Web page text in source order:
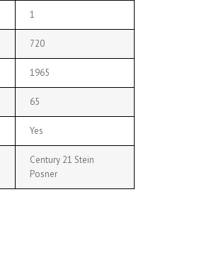
1
720
1965
65
Yes
Century 21 Stein
Posner